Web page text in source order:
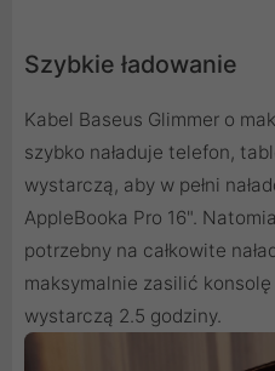
Szybkie ładowanie
Kabel Baseus Glimmer o
szybko naładuje telefon,
wystarczą, aby w pełni
AppleBooka Pro 16".
potrzebny na całkowite
maksymalnie zasilić
wystarczą 2.5 godziny.